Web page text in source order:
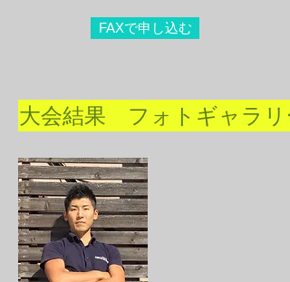
FAXで申し込む
大会結果 フォトギャラリ